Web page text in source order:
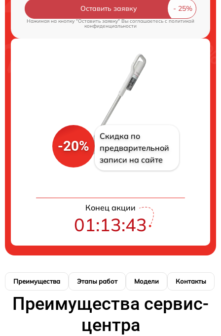
Оставить заявку
Нажимая на кнопку "Оставить заявку" Вы соглашаетесь cполитикой
конфиденциальности
-20%
Скидка по
предварительной
записи на сайте
Конец акции
01:13:42
Преимущества Этапы работ Модели Контакты
Преимущества сервис-
центра